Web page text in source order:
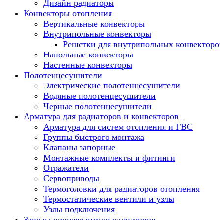
Дизайн радиаторы
Конвекторы отопления
Вертикальные конвекторы
Внутрипольные конвекторы
Решетки для внутрипольных
Напольные конвекторы
Настенные конвекторы
Полотенцесушители
Электрические полотенцесушители
Водяные полотенцесушители
Черные полотенцесушители
Арматура для радиаторов и конвекторов
Арматура для систем отопления и ГВС
Группы быстрого монтажа
Клапаны запорные
Монтажные комплекты и фитинги
Отражатели
Сервоприводы
Термоголовки для радиаторов отопления
Термостатические вентили и узлы
Узлы подключения